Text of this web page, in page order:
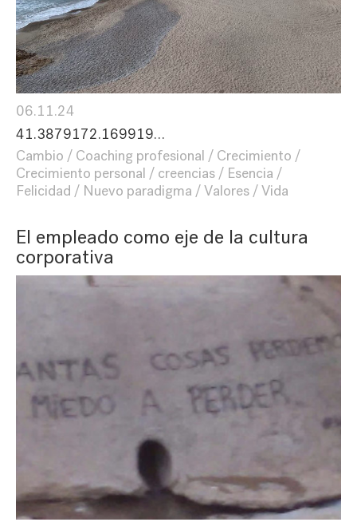
06.11.24
41.3879172.169919…
Cambio
Coaching profesional
Crecimiento
Crecimiento personal
creencias
Esencia
Felicidad
Nuevo paradigma Valores Vida
El empleado como eje de la cultura
corporativa